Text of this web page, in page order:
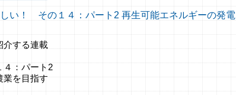
い！ その１４：パート2 再生可能エネルギーの発電
介する連載
：パート2
業を目指す